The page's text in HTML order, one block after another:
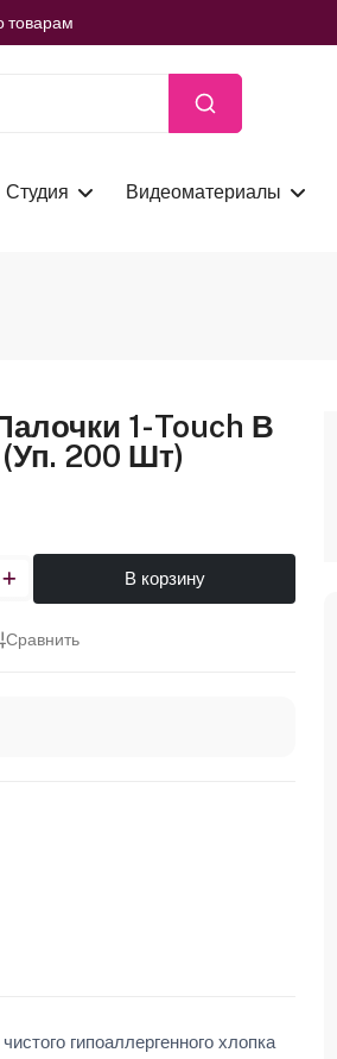
товарам
Студия Видеоматериалы
1-Touch В
200 Шт)
В корзину
Сравнить
гипоаллергенного хлопка